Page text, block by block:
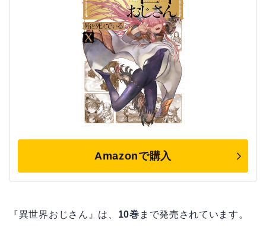
Amazonで購入
『異世界おじさん』は、 10巻 まで発売されています。